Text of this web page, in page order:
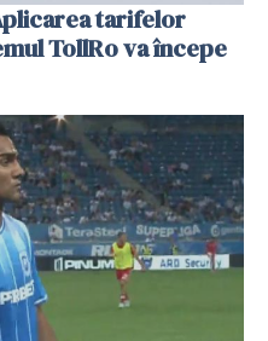
tarifelor
TollRo va începe